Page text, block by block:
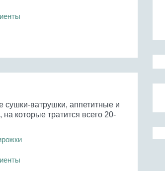
сушки-ватрушки, аппетитные и
которые тратится всего 20-